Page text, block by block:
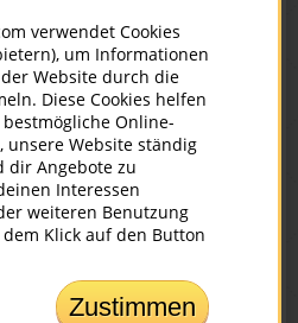
verwendet Cookies
um Informationen
Website durch die
Diese Cookies helfen
Online-
unsere Website ständig
dir Angebote zu
Interessen
weiteren Benutzung
Klick auf den Button
Zustimmen
dass ich hier bin? - fragte er
- haben sie geantwortet.
geraten, wenn ein
in so einer Situation den Kopf
der Gott für uns selbst dann
und Leiden überkommen. Daran
Ihre Hütte völlig abgebrannt ist:
sein, das Rettung bringt.